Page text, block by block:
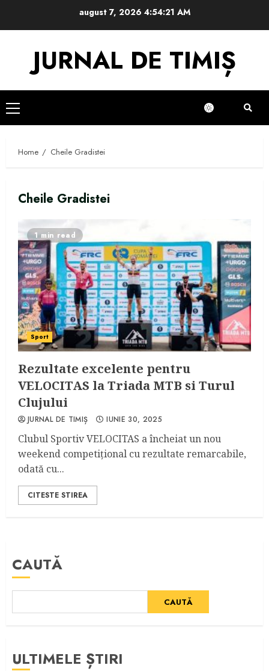
august 7, 2026 4:54:21 AM
JURNAL DE TIMIȘ
Primary
Menu
Home Cheile Gradistei
Cheile Gradistei
1 min read
Sport
Rezultate excelente pentru
VELOCITAS la Triada MTB si Turul
Clujului
JURNAL DE TIMIȘ IUNIE 30, 2025
Clubul Sportiv VELOCITAS a încheiat un nou
weekend competițional cu rezultate remarcabile,
odată cu...
CITESTE STIREA
CAUTĂ
CAUTĂ
ULTIMELE ȘTIRI